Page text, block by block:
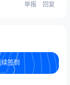
举报 回复
签到